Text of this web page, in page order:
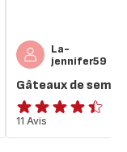
La-
jennifer59
Gâteaux de
ratings.4.4
11 Avis